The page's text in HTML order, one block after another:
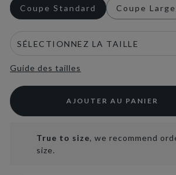
Coupe Standard Coupe Large
Guide des tailles
AJOUTER AU PANIER
True to size, we recommend
size.